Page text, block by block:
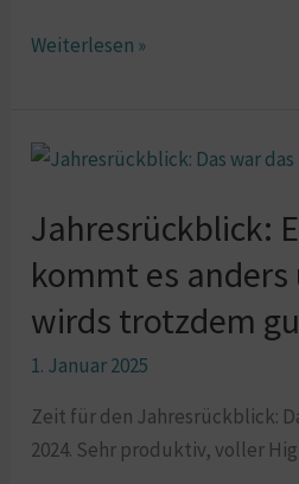
Weiterlesen »
Jahresrückblick:
kommt es
wirds trotzdem
1. Januar 2025
Zeit für den Jahresrückblick:
2024. Sehr produktiv, voller
Jahresrückblick:
kommt
anders
und
zweitens
trotzdem
gut